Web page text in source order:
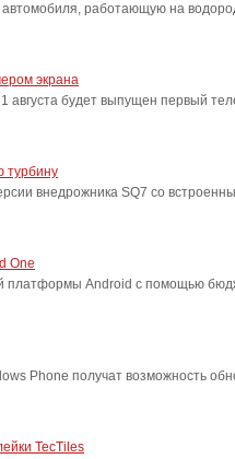
работающую на
экрана
будет выпущен первый
турбину
внедрожника SQ7 со
One
платформы Android с помощью
Phone получат возможность
TecTiles